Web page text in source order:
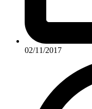
02/11/2017